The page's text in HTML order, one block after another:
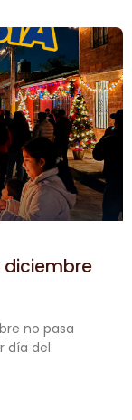
diciembre
no pasa
día del